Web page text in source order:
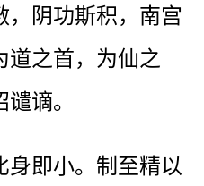
，阴功斯积，南宫
道之首，为仙之
谪。
身即小。制至精以